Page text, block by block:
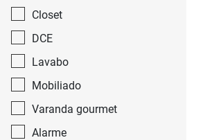
Closet
DCE
Lavabo
Mobiliado
Varanda gourmet
Alarme